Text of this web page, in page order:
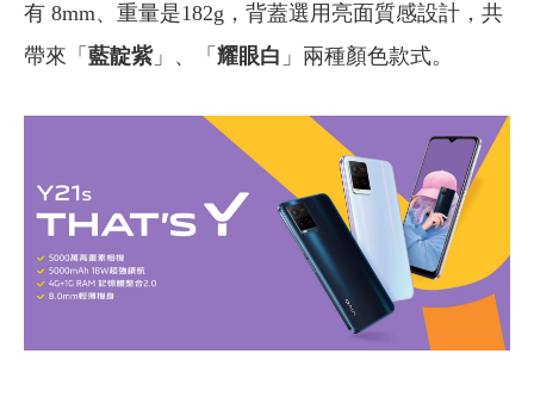
有 8mm、重量是182g，背蓋選用亮面質感設計，共
帶來「 藍靛紫」、「 耀眼白 」兩種顏色款式。